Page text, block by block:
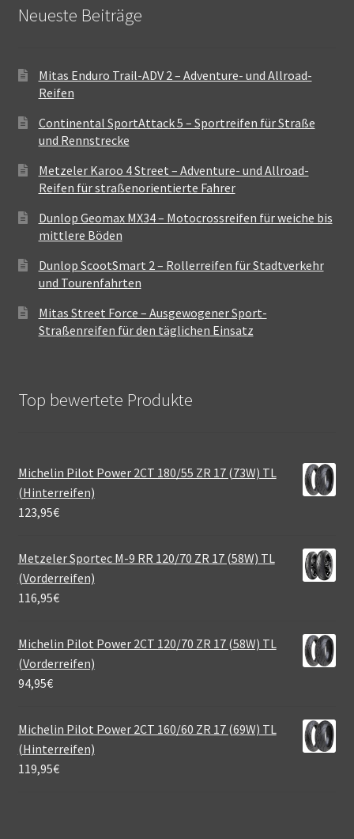
Neueste Beiträge
Mitas Enduro Trail-ADV 2 – Adventure- und Allroad-
Reifen
Continental SportAttack 5 – Sportreifen für Straße
und Rennstrecke
Metzeler Karoo 4 Street – Adventure- und Allroad-
Reifen für straßenorientierte Fahrer
Dunlop Geomax MX34 – Motocrossreifen für weiche bis
mittlere Böden
Dunlop ScootSmart 2 – Rollerreifen für Stadtverkehr
und Tourenfahrten
Mitas Street Force – Ausgewogener Sport-
Straßenreifen für den täglichen Einsatz
Top bewertete Produkte
Michelin Pilot Power 2CT 180/55 ZR 17 (73W) TL
(Hinterreifen)
123,95€
Metzeler Sportec M-9 RR 120/70 ZR 17 (58W) TL
(Vorderreifen)
116,95€
Michelin Pilot Power 2CT 120/70 ZR 17 (58W) TL
(Vorderreifen)
94,95€
Michelin Pilot Power 2CT 160/60 ZR 17 (69W) TL
(Hinterreifen)
119,95€